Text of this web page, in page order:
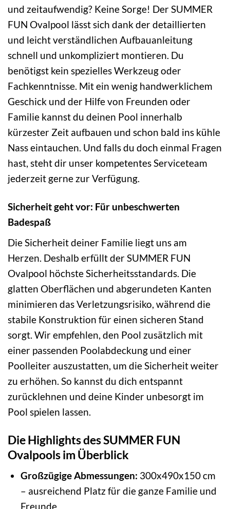
und zeitaufwendig? Keine Sorge! Der SUMMER
FUN Ovalpool lässt sich dank der detaillierten
und leicht verständlichen Aufbauanleitung
schnell und unkompliziert montieren. Du
benötigst kein spezielles Werkzeug oder
Fachkenntnisse. Mit ein wenig handwerklichem
Geschick und der Hilfe von Freunden oder
Familie kannst du deinen Pool innerhalb
kürzester Zeit aufbauen und schon bald ins kühle
Nass eintauchen. Und falls du doch einmal Fragen
hast, steht dir unser kompetentes Serviceteam
jederzeit gerne zur Verfügung.
Sicherheit geht vor: Für unbeschwerten
Badespaß
Die Sicherheit deiner Familie liegt uns am
Herzen. Deshalb erfüllt der SUMMER FUN
Ovalpool höchste Sicherheitsstandards. Die
glatten Oberflächen und abgerundeten Kanten
minimieren das Verletzungsrisiko, während die
stabile Konstruktion für einen sicheren Stand
sorgt. Wir empfehlen, den Pool zusätzlich mit
einer passenden Poolabdeckung und einer
Poolleiter auszustatten, um die Sicherheit weiter
zu erhöhen. So kannst du dich entspannt
zurücklehnen und deine Kinder unbesorgt im
Pool spielen lassen.
Die Highlights des SUMMER FUN
Ovalpools im Überblick
Großzügige Abmessungen: 300x490x150 cm
– ausreichend Platz für die ganze Familie und
Freunde